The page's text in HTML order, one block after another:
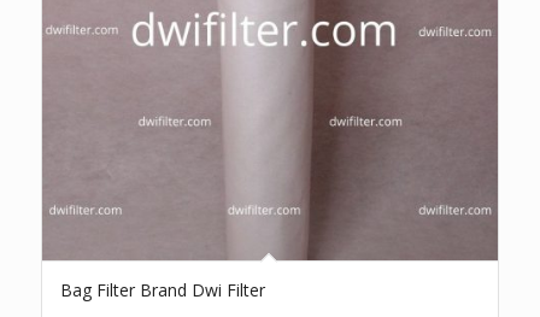
Bag Filter Brand Dwi Filter